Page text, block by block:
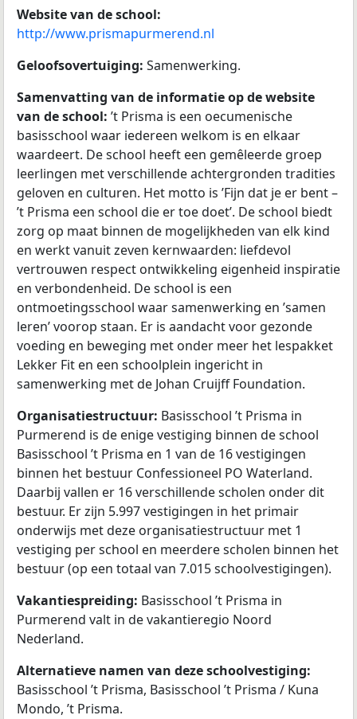
Website van de school:
http://www.prismapurmerend.nl
Geloofsovertuiging: Samenwerking.
Samenvatting van de informatie op de website
van de school: ’t Prisma is een oecumenische
basisschool waar iedereen welkom is en elkaar
waardeert. De school heeft een gemêleerde groep
leerlingen met verschillende achtergronden tradities
geloven en culturen. Het motto is ’Fijn dat je er bent –
’t Prisma een school die er toe doet’. De school biedt
zorg op maat binnen de mogelijkheden van elk kind
en werkt vanuit zeven kernwaarden: liefdevol
vertrouwen respect ontwikkeling eigenheid inspiratie
en verbondenheid. De school is een
ontmoetingsschool waar samenwerking en ’samen
leren’ voorop staan. Er is aandacht voor gezonde
voeding en beweging met onder meer het lespakket
Lekker Fit en een schoolplein ingericht in
samenwerking met de Johan Cruijff Foundation.
Organisatiestructuur: Basisschool ’t Prisma in
Purmerend is de enige vestiging binnen de school
Basisschool ’t Prisma en 1 van de 16 vestigingen
binnen het bestuur Confessioneel PO Waterland.
Daarbij vallen er 16 verschillende scholen onder dit
bestuur. Er zijn 5.997 vestigingen in het primair
onderwijs met deze organisatiestructuur met 1
vestiging per school en meerdere scholen binnen het
bestuur (op een totaal van 7.015 schoolvestigingen).
Vakantiespreiding: Basisschool ’t Prisma in
Purmerend valt in de vakantieregio Noord
Nederland.
Alternatieve namen van deze schoolvestiging:
Basisschool ’t Prisma, Basisschool ’t Prisma / Kuna
Mondo, ’t Prisma.